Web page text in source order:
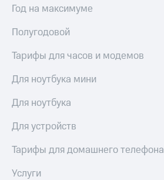
музыка
другое
группа
Скидка
на тарифы,
общие
подписки
и услуги,
доступ
Кино,
Посмотрите,
что
полезного
в нашем
приложении
Музыка
КИОН
Год на максимуме
Полугодовой
Тарифы для часов и модемов
Для ноутбука мини
Для ноутбука
Для устройств
Тарифы для домашнего телефона
Услуги